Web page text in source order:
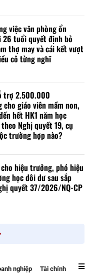
việc văn phòng ổn
26 tuổi quyết định bỏ
thợ may và cái kết vượt
cô từng nghĩ
trợ 2.500.000
giáo viên mầm non,
hết HK1 năm học
Nghị quyết 19, cụ
trường hợp nào?
hiệu trưởng, phó hiệu
học dôi dư sau sắp
quyết 37/2026/NQ-CP
nghiệp Tài chính